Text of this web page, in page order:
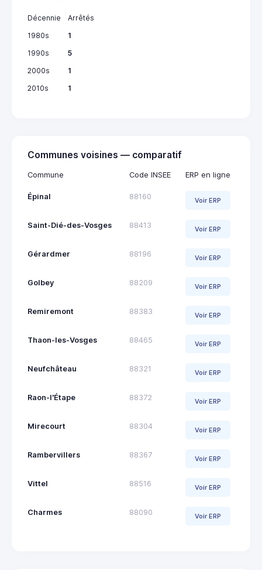
Décennie
Arrêtés
1980s
1
1990s
5
2000s
1
2010s
1
Communes voisines — comparatif
Commune Code INSEE ERP en ligne
Épinal 88160 Voir ERP
Saint-Dié-des-Vosges 88413 Voir ERP
Gérardmer 88196 Voir ERP
Golbey 88209 Voir ERP
Remiremont 88383 Voir ERP
Thaon-les-Vosges 88465 Voir ERP
Neufchâteau 88321 Voir ERP
Raon-l'Étape 88372 Voir ERP
Mirecourt 88304 Voir ERP
Rambervillers 88367 Voir ERP
Vittel 88516 Voir ERP
Charmes 88090 Voir ERP